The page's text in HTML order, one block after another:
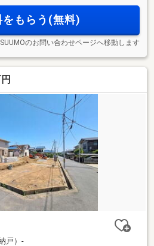
をもらう(無料)
のお問い合わせページへ移動します
戸）-